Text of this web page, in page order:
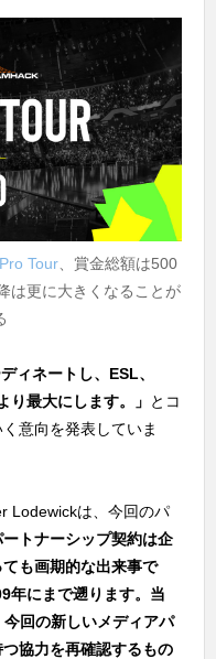
Tour、賞金総額は500
は更に大きくなることが
ィネートし、ESL、
最大にします。」 とコ
意向を発表していま
Lodewickは、今回のパ
ートナーシップ契約は企
も画期的な出来事で
年にまで遡ります。当
回の新しいメディアパ
協力を再確認するもの